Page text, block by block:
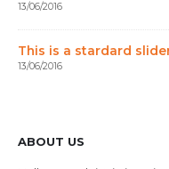
13/06/2016
This is a stardard
13/06/2016
ABOUT US